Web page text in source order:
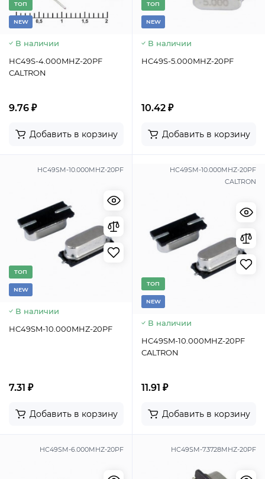
TОП
NEW
В наличии
HC49S-4.000MHZ-20PF
CALTRON
9.76 ₽
Добавить в корзину
TОП
NEW
В наличии
HC49S-5.000MHZ-20PF
10.42 ₽
Добавить в корзину
HC49SM-10.000MHZ-20PF
TОП
NEW
В наличии
HC49SM-10.000MHZ-20PF
7.31 ₽
Добавить в корзину
HC49SM-10.000MHZ-20PF
CALTRON
TОП
NEW
В наличии
HC49SM-10.000MHZ-20PF
CALTRON
11.91 ₽
Добавить в корзину
HC49SM-6.000MHZ-20PF HC49SM-7.3728MHZ-20PF